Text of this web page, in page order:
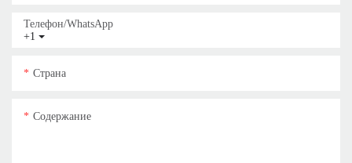
+1
Телефон/WhatsApp
Страна
Содержание